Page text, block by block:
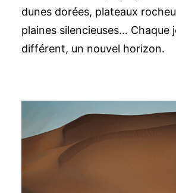
dunes dorées, plateaux
plaines silencieuses… Chaque
différent, un nouvel horizon.